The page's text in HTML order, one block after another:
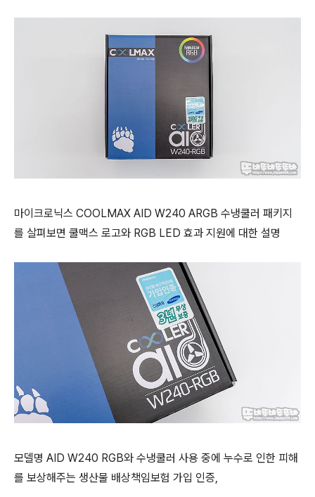
마이크로닉스 COOLMAX AID W240 ARGB 수냉쿨러 패키지
를 살펴보면 쿨맥스 로고와 RGB LED 효과 지원에 대한 설명
모델명 AID W240 RGB와 수냉쿨러 사용 중에 누수로 인한 피해
를 보상해주는 생산물 배상책임보험 가입 인증,